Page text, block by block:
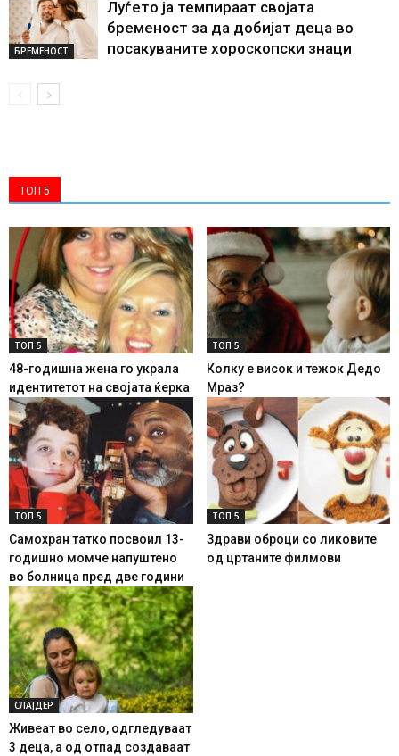
БРЕМЕНОСТ
Луѓето ја темпираат својата
бременост за да добијат деца во
посакуваните хороскопски знаци
ТОП 5
ТОП 5
48-годишна жена го украла
идентитетот на својата ќерка
ТОП 5
Колку е висок и тежок Дедо
Мраз?
ТОП 5
Самохран татко посвоил 13-
годишно момче напуштено
во болница пред две години
ТОП 5
Здрави оброци со ликовите
од цртаните филмови
СЛАЈДЕР
Живеат во село, одгледуваат
3 деца, а од отпад создаваат